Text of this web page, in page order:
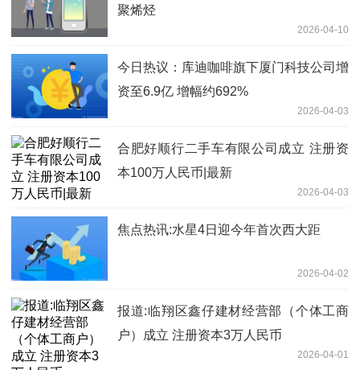
聚烯烃
2026-04-10
今日热议：库迪咖啡旗下厦门科技公司增
资至6.9亿 增幅约692%
2026-04-03
合肥好顺行二手车有限公司成立 注册资
本100万人民币|最新
2026-04-03
焦点热讯:水星4日迎今年首次西大距
2026-04-02
报道:临翔区鑫仔建材经营部（个体工商
户）成立 注册资本3万人民币
2026-04-01